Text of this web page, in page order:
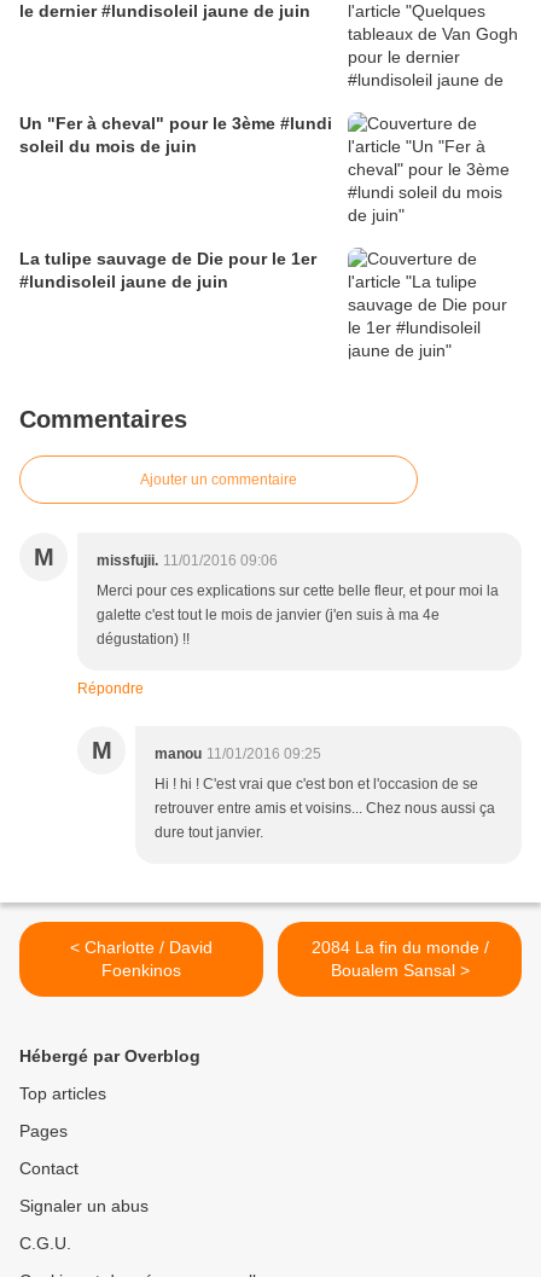
le dernier #lundisoleil jaune de juin
Un "Fer à cheval" pour le 3ème #lundi
soleil du mois de juin
La tulipe sauvage de Die pour le 1er
#lundisoleil jaune de juin
Commentaires
Ajouter un commentaire
M missfujii. 11/01/2016 09:06
Merci pour ces explications sur cette belle fleur, et pour moi la
galette c'est tout le mois de janvier (j'en suis à ma 4e
dégustation) !!
Répondre
M manou 11/01/2016 09:25
Hi ! hi ! C'est vrai que c'est bon et l'occasion de se
retrouver entre amis et voisins... Chez nous aussi ça
dure tout janvier.
< Charlotte / David
Foenkinos
2084 La fin du monde /
Boualem Sansal >
Hébergé par Overblog
Top articles
Pages
Contact
Signaler un abus
C.G.U.